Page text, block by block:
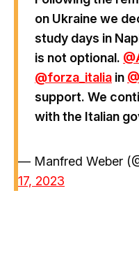
on Ukraine we
study days in
is not optional.
@forza_italia in
support. We
with the Italian
— Manfred Weber
17, 2023